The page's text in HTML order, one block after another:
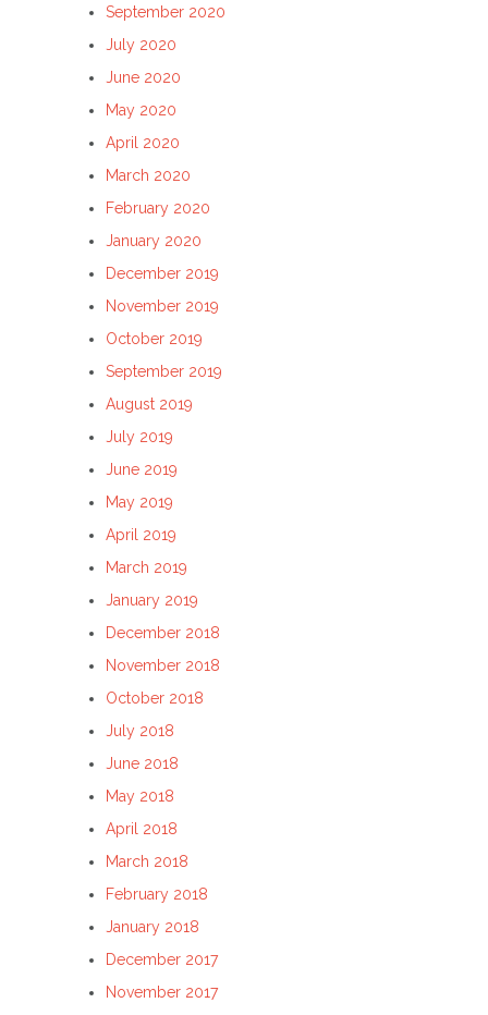
September 2020
July 2020
June 2020
May 2020
April 2020
March 2020
February 2020
January 2020
December 2019
November 2019
October 2019
September 2019
August 2019
July 2019
June 2019
May 2019
April 2019
March 2019
January 2019
December 2018
November 2018
October 2018
July 2018
June 2018
May 2018
April 2018
March 2018
February 2018
January 2018
December 2017
November 2017